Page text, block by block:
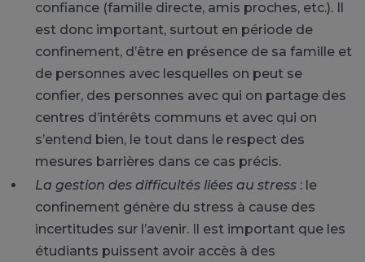
confiance (famille directe, amis proches, etc.). Il
est donc important, surtout en période de
confinement, d’être en présence de sa famille et
de personnes avec lesquelles on peut se
confier, des personnes avec qui on partage des
centres d’intérêts communs et avec qui on
s’entend bien, le tout dans le respect des
mesures barrières dans ce cas précis.
La gestion des difficultés liées au stress : le
confinement génère du stress à cause des
incertitudes sur l’avenir. Il est important que les
étudiants puissent avoir accès à des